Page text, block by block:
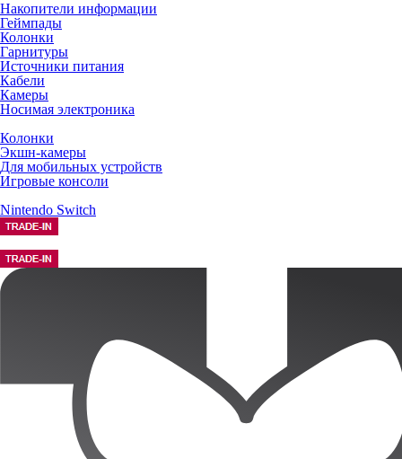
Накопители информации
Геймпады
Колонки
Гарнитуры
Источники питания
Кабели
Камеры
Носимая электроника
Колонки
Экшн-камеры
Для мобильных устройств
Игровые консоли
Nintendo Switch